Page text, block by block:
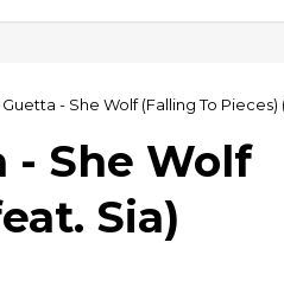
- She Wolf (Falling To Pieces)
- She Wolf
Sia)